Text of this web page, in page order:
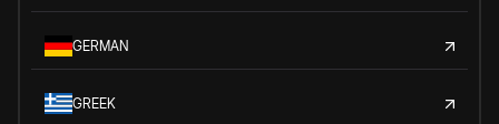
GERMAN
GREEK